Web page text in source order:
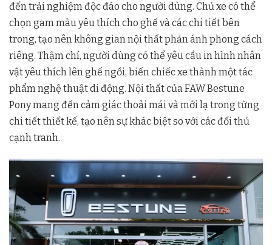
đến trải nghiệm độc đáo cho người dùng. Chủ xe có thể
chọn gam màu yêu thích cho ghế và các chi tiết bên
trong, tạo nên không gian nội thất phản ánh phong cách
riêng. Thậm chí, người dùng có thể yêu cầu in hình nhân
vật yêu thích lên ghế ngồi, biến chiếc xe thành một tác
phẩm nghệ thuật di động. Nội thất của FAW Bestune
Pony mang đến cảm giác thoải mái và mới lạ trong từng
chi tiết thiết kế, tạo nên sự khác biệt so với các đối thủ
cạnh tranh.